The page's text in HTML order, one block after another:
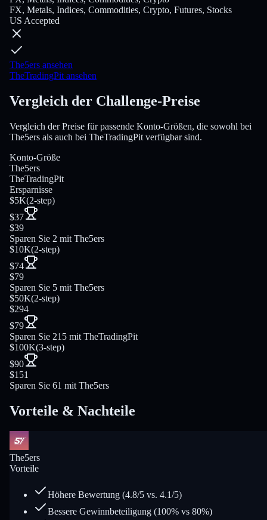
FX, Metals, Indices, Commodities, Crypto, Futures, Stocks
US Accepted
The5ers ansehen
TheTradingPit ansehen
Vergleich der Challenge-Preise
Vergleich der Preise für passende Konto-Größen, die sowohl bei
The5ers als auch bei TheTradingPit verfügbar sind.
Konto-Größe
The5ers
TheTradingPit
Ersparnisse
$5K(2-step)
$37
$39
Sparen Sie 2 mit The5ers
$10K(2-step)
$74
$79
Sparen Sie 5 mit The5ers
$50K(2-step)
$294
$79
Sparen Sie 215 mit TheTradingPit
$100K(3-step)
$90
$151
Sparen Sie 61 mit The5ers
Vorteile & Nachteile
The5ers
Vorteile
Höhere Bewertung (4.8/5 vs. 4.1/5)
Bessere Gewinnbeteiligung (100% vs 80%)